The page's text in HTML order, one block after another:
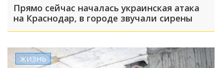
Прямо сейчас началась украинская атака
на Краснодар, в городе звучали сирены
ЖИЗНЬ